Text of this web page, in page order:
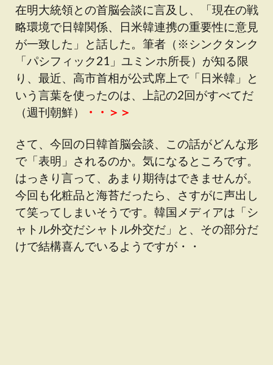
在明大統領との首脳会談に言及し、「現在の戦
略環境で日韓関係、日米韓連携の重要性に意見
が一致した」と話した。筆者（※シンクタンク
「パシフィック21」ユミンホ所長）が知る限
り、最近、高市首相が公式席上で「日米韓」と
いう言葉を使ったのは、上記の2回がすべてだ
（週刊朝鮮）
・・＞＞
さて、今回の日韓首脳会談、この話がどんな形
で「表明」されるのか。気になるところです。
はっきり言って、あまり期待はできませんが。
今回も化粧品と海苔だったら、さすがに声出し
て笑ってしまいそうです。韓国メディアは「シ
ャトル外交だシャトル外交だ」と、その部分だ
けで結構喜んでいるようですが・・